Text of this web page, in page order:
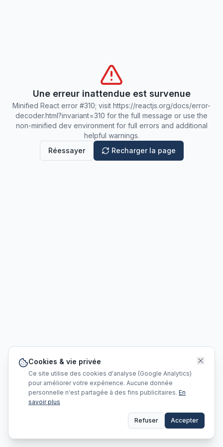
Une erreur inattendue est survenue
Minified React error #310; visit https://reactjs.org/docs/error-
decoder.html?invariant=310 for the full message or use the
non-minified dev environment for full errors and additional
helpful warnings.
Réessayer
Recharger la page
Cookies & vie privée
Ce site utilise des cookies d'analyse (Google Analytics)
pour améliorer votre expérience. Aucune donnée
personnelle n'est partagée à des fins publicitaires. En
savoir plus
Refuser Accepter